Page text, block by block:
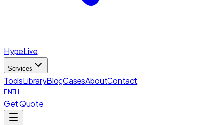
HypeLive
Services
ToolsLibraryBlogCasesAboutContact
ENTH
Get Quote